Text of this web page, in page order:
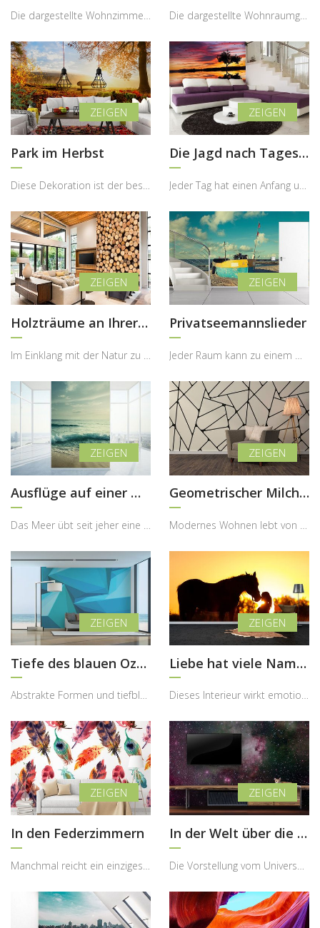
Park im Herbst
Diese Dekoration ist der beste Beweis dafür, dass der Herbst eine außergewöhnlich schöne Jahresze...
Die Jagd nach Tagesanfang
Jeder Tag hat einen Anfang und ein Ende – und der Sonnenuntergang ist der Moment, in dem Ruhe, Re...
Holzträume an Ihrer Wände
Im Einklang mit der Natur zu leben bedeutet, Ruhe, Wärme und Authentizität in den eigenen Wohnrau...
Privatseemannslieder
Jeder Raum kann zu einem Ort werden, der zum Träumen, Reisen und Entspannen einlädt, wenn er mit ...
Ausflüge auf einer Meereswelle
Das Meer übt seit jeher eine besondere Faszination aus, weil es Ruhe und Kraft zugleich verkörper...
Geometrischer Milchkaffee
Modernes Wohnen lebt von klaren Kontrasten, mutigen Formen und einem bewusst eingesetzten Designc...
Tiefe des blauen Ozeans
Abstrakte Formen und tiefblaue Farbwelten besitzen die besondere Fähigkeit, einem Raum Ruhe, Tief...
Liebe hat viele Namen…
Dieses Interieur wirkt emotional, warm und sehr ausdrucksstark, wobei die Fototapete mit dem Pfer...
In den Federzimmern In der Welt über die Erde